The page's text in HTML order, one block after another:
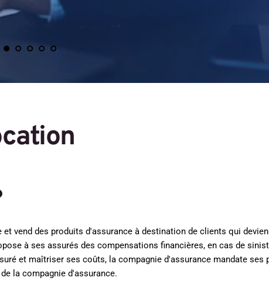
vend des produits d'assurance à destination de clients qui
à ses assurés des compensations financières, en cas de
et maîtriser ses coûts, la compagnie d'assurance mandate ses
la compagnie d'assurance.